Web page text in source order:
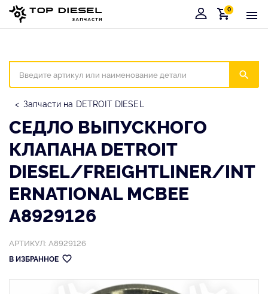
Корзина
0
Запчасти на DETROIT DIESEL
СЕДЛО ВЫПУСКНОГО
КЛАПАНА DETROIT
DIESEL/FREIGHTLINER/INT
ERNATIONAL MCBEE
A8929126
АРТИКУЛ: A8929126
В ИЗБРАННОЕ